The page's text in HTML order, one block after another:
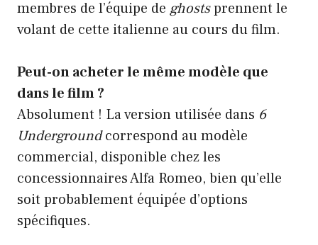
membres de l’équipe de ghostsprennent le
volant de cette italienne au cours du film.
Peut-on acheter le même modèle que
dans le film ?
Absolument ! La version utilisée dans 6
Undergroundcorrespond au modèle
commercial, disponible chez les
concessionnaires Alfa Romeo, bien qu’elle
soit probablement équipée d’options
spécifiques.